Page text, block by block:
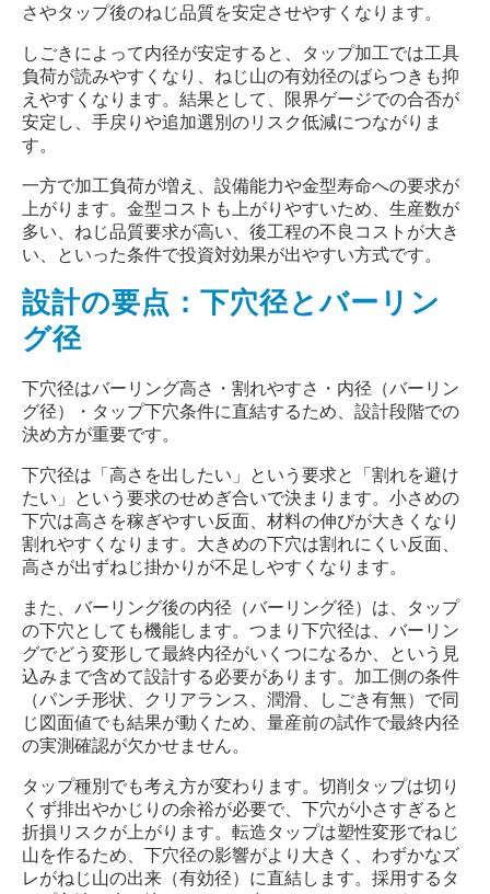
さやタップ後のねじ品質を安定させやすくなります。
しごきによって内径が安定すると、タップ加工では工具
負荷が読みやすくなり、ねじ山の有効径のばらつきも抑
えやすくなります。結果として、限界ゲージでの合否が
安定し、手戻りや追加選別のリスク低減につながりま
す。
一方で加工負荷が増え、設備能力や金型寿命への要求が
上がります。金型コストも上がりやすいため、生産数が
多い、ねじ品質要求が高い、後工程の不良コストが大き
い、といった条件で投資対効果が出やすい方式です。
設計の要点：下穴径とバーリン
グ径
下穴径はバーリング高さ・割れやすさ・内径（バーリン
グ径）・タップ下穴条件に直結するため、設計段階での
決め方が重要です。
下穴径は「高さを出したい」という要求と「割れを避け
たい」という要求のせめぎ合いで決まります。小さめの
下穴は高さを稼ぎやすい反面、材料の伸びが大きくなり
割れやすくなります。大きめの下穴は割れにくい反面、
高さが出ずねじ掛かりが不足しやすくなります。
また、バーリング後の内径（バーリング径）は、タップ
の下穴としても機能します。つまり下穴径は、バーリン
グでどう変形して最終内径がいくつになるか、という見
込みまで含めて設計する必要があります。加工側の条件
（パンチ形状、クリアランス、潤滑、しごき有無）で同
じ図面値でも結果が動くため、量産前の試作で最終内径
の実測確認が欠かせません。
タップ種別でも考え方が変わります。切削タップは切り
くず排出やかじりの余裕が必要で、下穴が小さすぎると
折損リスクが上がります。転造タップは塑性変形でねじ
山を作るため、下穴径の影響がより大きく、わずかなズ
レがねじ山の出来（有効径）に直結します。採用するタ